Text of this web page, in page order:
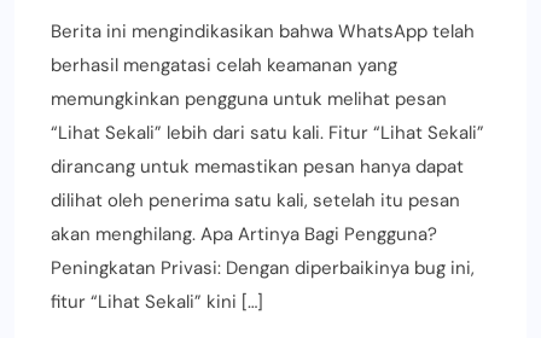
Berita ini mengindikasikan bahwa WhatsApp telah
berhasil mengatasi celah keamanan yang
memungkinkan pengguna untuk melihat pesan
“Lihat Sekali” lebih dari satu kali. Fitur “Lihat Sekali”
dirancang untuk memastikan pesan hanya dapat
dilihat oleh penerima satu kali, setelah itu pesan
akan menghilang. Apa Artinya Bagi Pengguna?
Peningkatan Privasi: Dengan diperbaikinya bug ini,
fitur “Lihat Sekali” kini […]